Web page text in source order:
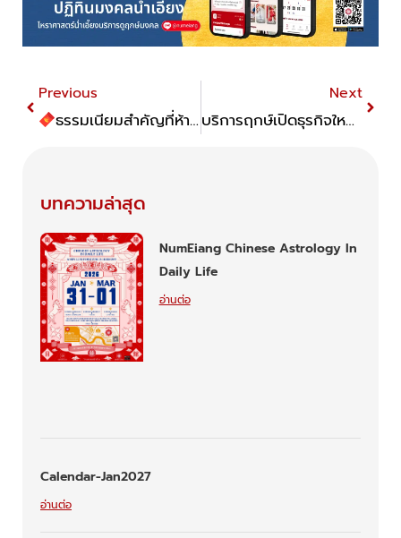
PrevPrevious
ธรรมเนียมสำคัญที่ห้ามพลาด “6 ซองแดง” ในพิธีแต่งงานแบบจีน
Next
บริการฤกษ์เปิดธุรกิจใหม่
บทความล่าสุด
NumEiang Chinese Astrology In
Daily Life
อ่านต่อ
Calendar-Jan2027
อ่านต่อ